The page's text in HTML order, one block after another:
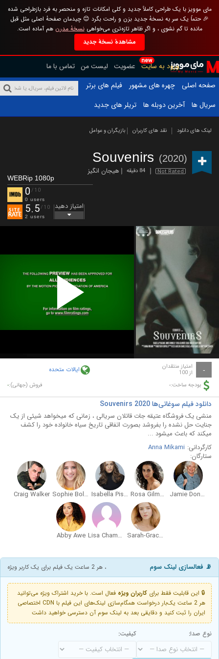
مای موویز با یک طراحی کاملاً جدید و کلی امکانات تازه و منحصر به فرد بازطراحی شده
🎉 حتماً یک سر به نسخهٔ جدید بزن و راحت بگرد 😊 چیدمان صفحهٔ اصلی مثل قبل
مانده تا گم نشوی ، و اگر ظاهر تازه‌تری می‌خواهینسخهٔ مدرن هم آماده است.
مشاهدهٔ نسخهٔ جدید
new
ورود به سایت عضویت لیست من تماس با ما
صفحه اصلی
چهره های مشهور
فیلم های برتر
سریال ها
آخرین دوبله ها تریلر های جدید
لینک های دانلود نقد های کاربران بازیگران و عوامل
Souvenirs (2020)
Not Rated 84 دقیقه هیجان انگیز
WEBRip 1080p
0 /10
0 users
5.5/10
2 users
امتیاز دهید
Play
Video
- امتیاز منتقدان
از 100 ایالات متحده
بودجه ساخت:- فروش (جهانی):-
دانلود فیلم سوغاتی‌ها Souvenirs 2020
منشی یک فروشگاه عتیقه جات قاتلان سریالی ، زمانی که میخواهد شیئی از یک
جنایت حل نشده را بفروشد بصورت اتفاقی تاریخ سیاه خانواده خود را کشف
میکند که باعث میشود ...
کارگردانی: Anna Mikami
ستارگان:
Jamie Donnelly
Rosa Gilmore
Isabella Pisacane
Sophie Bolen
Craig Walker
Sarah-Grace Donnelly
Lisa Chamberlain
Abby Awe
📡 فعالسازی لینک سوم ، هر 2 ساعت یک فیلم برای یک کاربر ویژه
🔒 این قابلیت فقط برای کاربران ویژه فعال است. با خرید اشتراک ویژه می‌توانید
هر 2 ساعت یک‌بار درخواست همگام‌سازی لینک‌های این فیلم با CDN اختصاصی
ایران را ثبت کنید و دقایقی بعد به لینک سوم آن دسترسی خواهید داشت
نوع صدا: کیفیت: